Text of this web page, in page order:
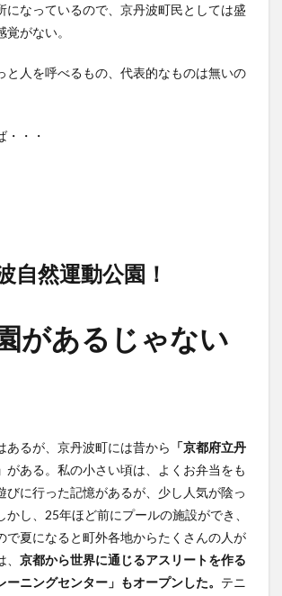
になっているので、京丹波町民としては盛
がない。
と人を呼べるもの、代表的なものは無いの
・・・
自然運動公園！
があるじゃない
あるが、京丹波町には昔から 「京都府立丹
がある。私の小さい頃は、よくお弁当をも
びに行った記憶があるが、少し人気が陰っ
かし、25年ほど前にプールの施設ができ、
で夏になると町外各地からたくさんの人が
京都から世界に通じるアスリートを作る
ーニングセンター」もオープンした。 テニ